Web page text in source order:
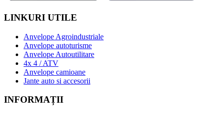
LINKURI UTILE
Anvelope Agroindustriale
Anvelope autoturisme
Anvelope Autoutilitare
4x 4 / ATV
Anvelope camioane
Jante auto si accesorii
INFORMAȚII